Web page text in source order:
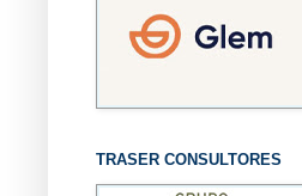
TRASER CONSULTORES